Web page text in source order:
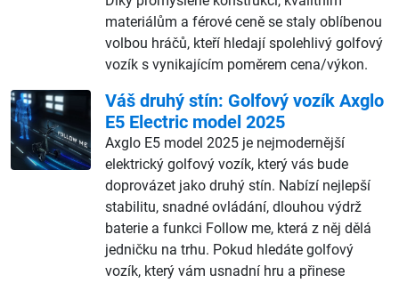
materiálům a férové ceně se staly oblíbenou
volbou hráčů, kteří hledají spolehlivý golfový
vozík s vynikajícím poměrem cena/výkon.
Váš druhý stín: Golfový vozík Axglo
E5 Electric model 2025
Axglo E5 model 2025 je nejmodernější
elektrický golfový vozík, který vás bude
doprovázet jako druhý stín. Nabízí nejlepší
stabilitu, snadné ovládání, dlouhou výdrž
baterie a funkci Follow me, která z něj dělá
jedničku na trhu. Pokud hledáte golfový
vozík, který vám usnadní hru a přinese